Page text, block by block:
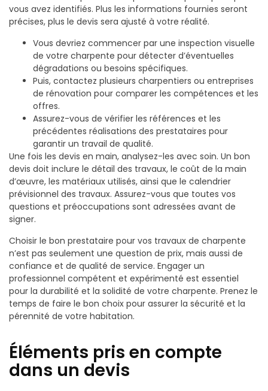
vous avez identifiés. Plus les informations fournies seront
précises, plus le devis sera ajusté à votre réalité.
Vous devriez commencer par une inspection visuelle
de votre charpente pour détecter d’éventuelles
dégradations ou besoins spécifiques.
Puis, contactez plusieurs charpentiers ou entreprises
de rénovation pour comparer les compétences et les
offres.
Assurez-vous de vérifier les références et les
précédentes réalisations des prestataires pour
garantir un travail de qualité.
Une fois les devis en main, analysez-les avec soin. Un bon
devis doit inclure le détail des travaux, le coût de la main
d’œuvre, les matériaux utilisés, ainsi que le calendrier
prévisionnel des travaux. Assurez-vous que toutes vos
questions et préoccupations sont adressées avant de
signer.
Choisir le bon prestataire pour vos travaux de charpente
n’est pas seulement une question de prix, mais aussi de
confiance et de qualité de service. Engager un
professionnel compétent et expérimenté est essentiel
pour la durabilité et la solidité de votre charpente. Prenez le
temps de faire le bon choix pour assurer la sécurité et la
pérennité de votre habitation.
Éléments pris en compte
dans un devis